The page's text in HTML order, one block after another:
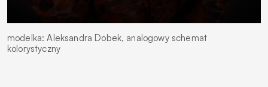
modelka: Aleksandra Dobek, analogowy schemat
kolorystyczny